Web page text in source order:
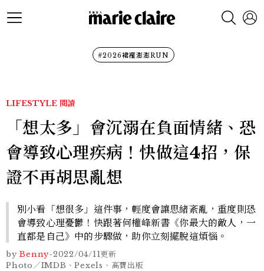
#2026裙襬澎澎RUN
LIFESTYLE 閱讀
「想太多」會沉溺在負面情緒、恐
會導致心理疾病！快做這4招，保
證不再胡思亂想
別小看「想很多」這件事，輕度會讓思緒紊亂，重度則恐
會導致心理憂鬱！快跟著何權峰新書《你最大的敵人，一
直都是自己》中的步驟做，助你立刻擺脫這煩惱。
by Benny-2022/04/11更新
Photo／IMDB、Pexels、高寶出版